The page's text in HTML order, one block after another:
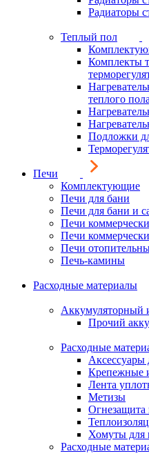
Радиаторы
Теплый пол
Комплекты
теплого пола
Подложки
Печи
Комплектующие
Печи для бани
Печи для бани и
Печи
Печи
Печи
Печь-камины
Расходные материалы
Аккумуляторный
Прочий
Расходные
Аксессуары
Крепежные
Лента
Метизы
Огнезащита
Хомуты для
Расходные